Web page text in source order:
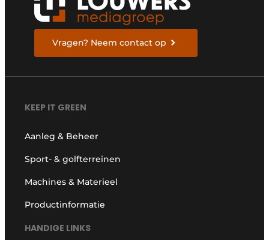
Vragen? Neem contact op
KEEP IT GREEN
Aanleg & Beheer
Sport- & golfterreinen
Machines & Materieel
Productinformatie
HANDIGE LINKS